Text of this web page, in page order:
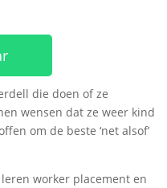
die doen of ze
wensen dat ze weer kind
om de beste ‘net alsof’
worker placement en